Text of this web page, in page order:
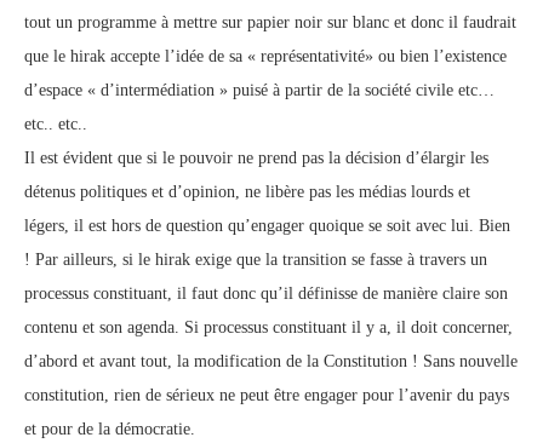
tout un programme à mettre sur papier noir sur blanc et donc il faudrait
que le hirak accepte l’idée de sa « représentativité» ou bien l’existence
d’espace « d’intermédiation » puisé à partir de la société civile etc…
etc.. etc..
Il est évident que si le pouvoir ne prend pas la décision d’élargir les
détenus politiques et d’opinion, ne libère pas les médias lourds et
légers, il est hors de question qu’engager quoique se soit avec lui. Bien
! Par ailleurs, si le hirak exige que la transition se fasse à travers un
processus constituant, il faut donc qu’il définisse de manière claire son
contenu et son agenda. Si processus constituant il y a, il doit concerner,
d’abord et avant tout, la modification de la Constitution ! Sans nouvelle
constitution, rien de sérieux ne peut être engager pour l’avenir du pays
et pour de la démocratie.